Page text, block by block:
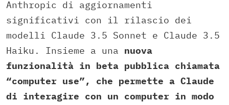
Anthropic di aggiornamenti
significativi con il rilascio dei
modelli Claude 3.5 Sonnet e Claude 3.5
Haiku. Insieme a una nuova
funzionalità in beta pubblica chiamata
“computer use”, che permette a Claude
di interagire con un computer in modo